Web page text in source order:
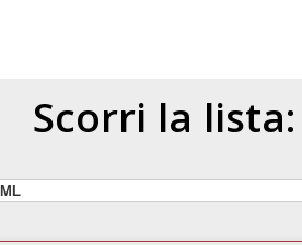
Scorri la